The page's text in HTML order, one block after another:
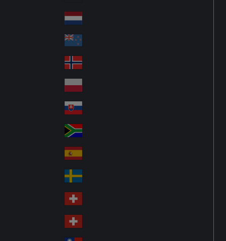
Lat
in
A
me
ric
a
Ne
the
rla
nd
s
Ne
w
Ze
ala
nd
No
rw
ay
Pol
an
d
Slo
va
kia
So
uth
Af
ric
a
Sp
ain
Sw
ed
en
Sw
itz
erl
Sw